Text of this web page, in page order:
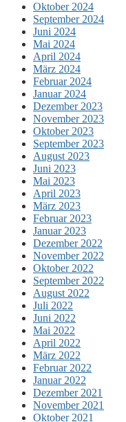
Oktober 2024
September 2024
Juni 2024
Mai 2024
April 2024
März 2024
Februar 2024
Januar 2024
Dezember 2023
November 2023
Oktober 2023
September 2023
August 2023
Juni 2023
Mai 2023
April 2023
März 2023
Februar 2023
Januar 2023
Dezember 2022
November 2022
Oktober 2022
September 2022
August 2022
Juli 2022
Juni 2022
Mai 2022
April 2022
März 2022
Februar 2022
Januar 2022
Dezember 2021
November 2021
Oktober 2021